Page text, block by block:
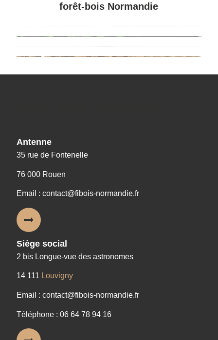
forêt-bois Normandie
Antenne
35 rue de Fontenelle
76 000 Rouen
Email : contact@fibois-normandie.fr
Siège social
2 bis Longue-vue des astronomes
14 111 Louvigny
Email : contact@fibois-normandie.fr
Téléphone : 06 64 78 94 16